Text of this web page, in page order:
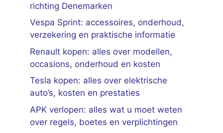
richting Denemarken
Vespa Sprint: accessoires, onderhoud,
verzekering en praktische informatie
Renault kopen: alles over modellen,
occasions, onderhoud en kosten
Tesla kopen: alles over elektrische
auto’s, kosten en prestaties
APK verlopen: alles wat u moet weten
over regels, boetes en verplichtingen